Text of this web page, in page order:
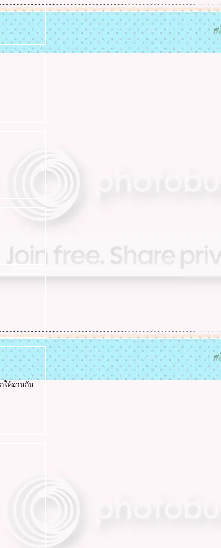
ให้อ่านกัน
Finale' (-o-) ภาระกิจระยะยาวใกล้สิ้นสุด
มือใหม่หัดจิ้ม 1st at the Begin
ท็กซี่ ใจดี ^-^
TaXi แท็กซี่ใจร้าย..หึ
Wallpaper วิวดีๆที่น่ามอง